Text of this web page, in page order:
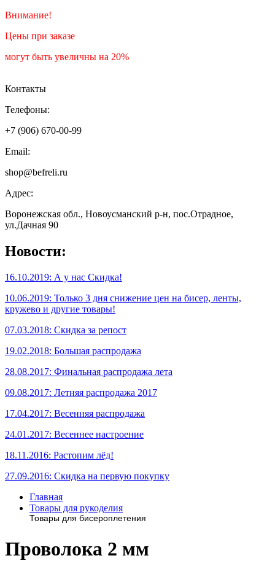
Внимание!
Цены при заказе
могут быть увеличны на 20%
Контакты
Телефоны:
+7 (906) 670-00-99
Email:
shop@befreli.ru
Адрес:
Воронежская обл., Новоусманский р-н, пос.Отрадное,
ул.Дачная 90
Новости:
16.10.2019: А у нас Скидка!
10.06.2019: Только 3 дня снижение цен на бисер, ленты,
кружево и другие товары!
07.03.2018: Скидка за репост
19.02.2018: Большая распродажа
28.08.2017: Финальная распродажа лета
09.08.2017: Летняя распродажа 2017
17.04.2017: Весенняя распродажа
24.01.2017: Весеннее настроение
18.11.2016: Растопим лёд!
27.09.2016: Скидка на первую покупку
Главная
Товары для рукоделия
Товары для бисероплетения
Проволока 2 мм